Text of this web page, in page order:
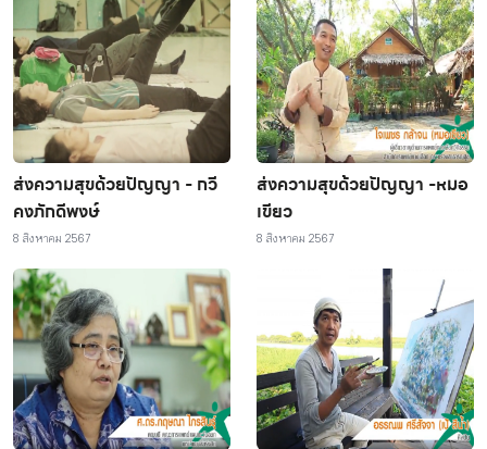
ส่งความสุขด้วยปัญญา - กวี
คงภักดีพงษ์
8 สิงหาคม 2567
ส่งความสุขด้วยปัญญา -หมอ
เขียว
8 สิงหาคม 2567